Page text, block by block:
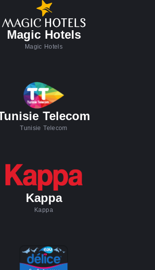
Magic Hotels
Magic Hotels
Telecom
Tunisie Telecom
Kappa
Kappa